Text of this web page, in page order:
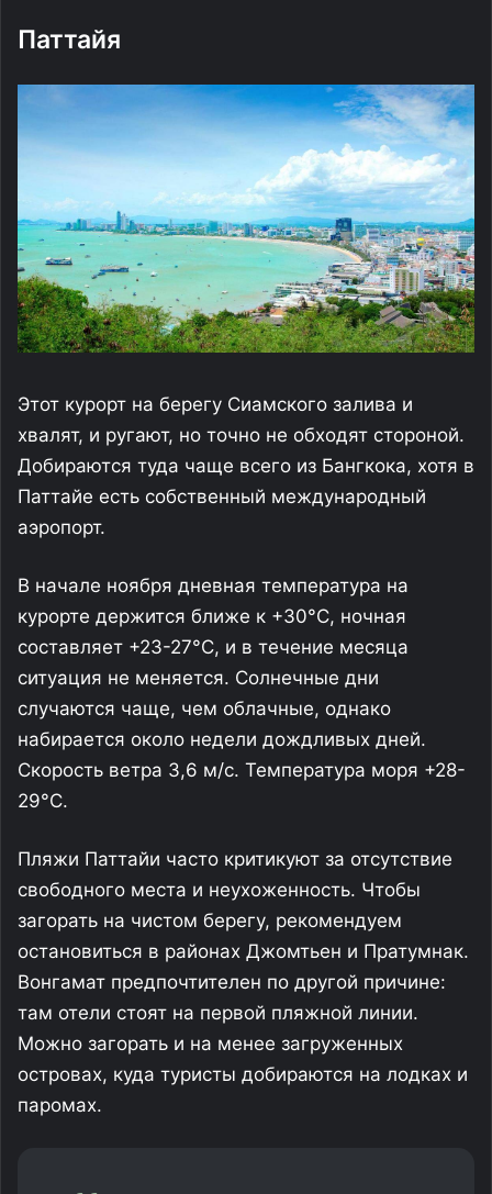
Паттайя
Этот курорт на берегу Сиамского залива и
хвалят, и ругают, но точно не обходят стороной.
Добираются туда чаще всего из Бангкока, хотя в
Паттайе есть собственный международный
аэропорт.
В начале ноября дневная температура на
курорте держится ближе к +30°С, ночная
составляет +23-27°С, и в течение месяца
ситуация не меняется. Солнечные дни
случаются чаще, чем облачные, однако
набирается около недели дождливых дней.
Скорость ветра 3,6 м/с. Температура моря +28-
29°С.
Пляжи Паттайи часто критикуют за отсутствие
свободного места и неухоженность. Чтобы
загорать на чистом берегу, рекомендуем
остановиться в районах Джомтьен и Пратумнак.
Вонгамат предпочтителен по другой причине:
там отели стоят на первой пляжной линии.
Можно загорать и на менее загруженных
островах, куда туристы добираются на лодках и
паромах.